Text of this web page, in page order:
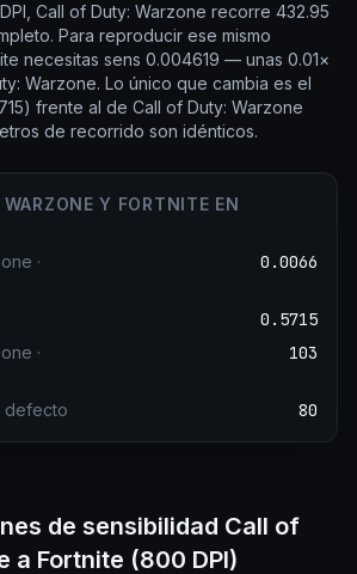
Call of Duty: Warzone recorre 432.95
Para reproducir ese mismo
necesitas sens 0.004619 — unas 0.01×
Warzone. Lo único que cambia es el
frente al de Call of Duty: Warzone
de recorrido son idénticos.
Y FORTNITE EN
·
0.0066
0.5715
·
103
defecto 80
de sensibilidad Call of
a Fortnite (800 DPI)